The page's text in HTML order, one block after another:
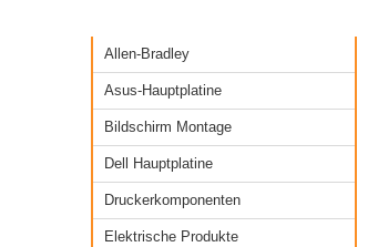
Allen-Bradley
Asus-Hauptplatine
Bildschirm Montage
Dell Hauptplatine
Druckerkomponenten
Elektrische Produkte